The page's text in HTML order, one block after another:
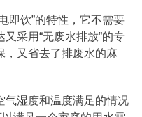
即饮”的特性，它不需要
采用“无废水排放”的专
，又省去了排废水的麻
气湿度和温度满足的情况